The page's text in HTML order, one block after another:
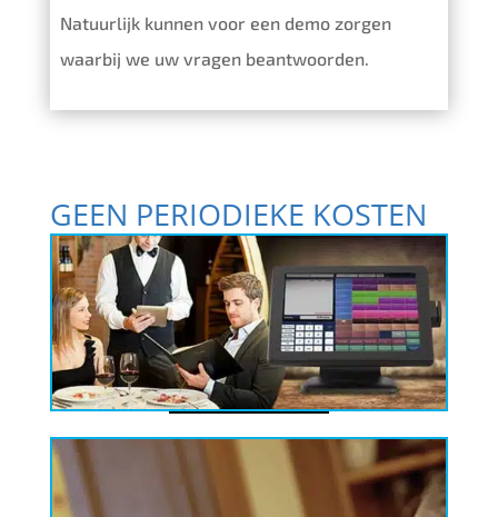
Natuurlijk kunnen voor een demo zorgen
waarbij we uw vragen beantwoorden.
GEEN PERIODIEKE KOSTEN
Grote voordeel is verder, dat de kosten van de
kassa software inbegrepen zijn bij aanschaf van
de kassa/kassasysteem. Geen
abonnementskosten dus of update
verplichtingen.
MAKKELIJK ZELF
ONDERHOUDEN